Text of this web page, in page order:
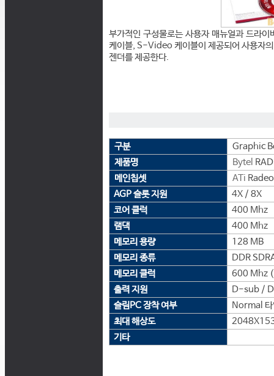
부가적인 구성물로는 사용자 매뉴얼과 드라
케이블, S-Video 케이블이 제공되어 사용자
젠더를 제공한다.
구분
Graphic
제품명
Bytel
메인칩셋
ATi
AGP 슬롯 지원
4X / 8X
코어 클럭
400 Mhz
램댁
400 Mhz
메모리 용량
128 MB
메모리 종류
DDR
메모리 클럭
600 Mhz
출력 지원
D-sub /
슬림PC 장착 여부
Normal 타
최대 해상도
기타